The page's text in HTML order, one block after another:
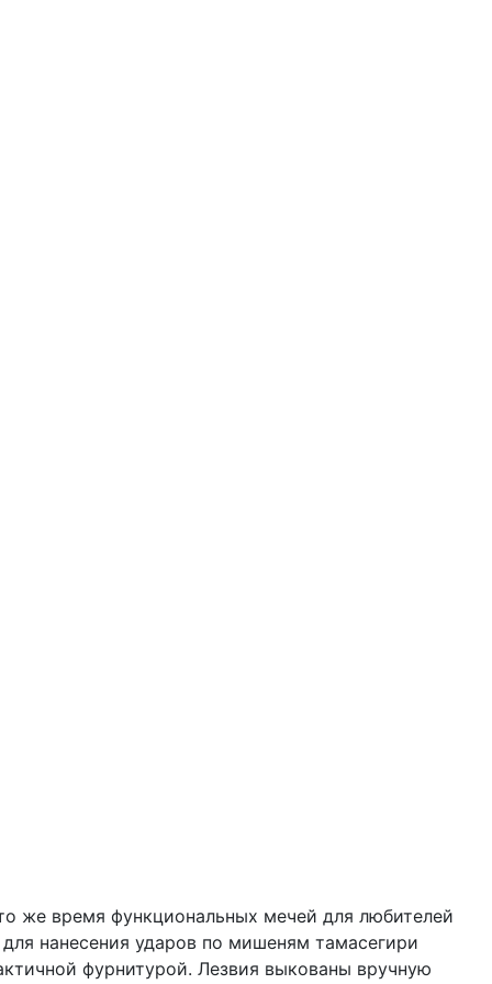
же время функциональных мечей для любителей
нанесения ударов по мишеням тамасегири
фурнитурой. Лезвия выкованы вручную